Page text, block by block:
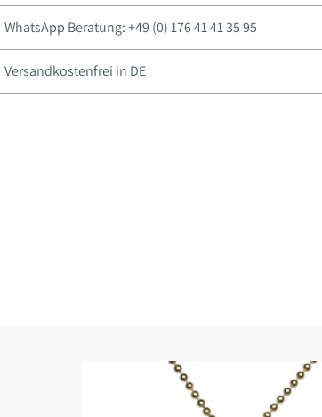
WhatsApp Beratung: +49 (0) 176 41 41 35 95
Versandkostenfrei in DE